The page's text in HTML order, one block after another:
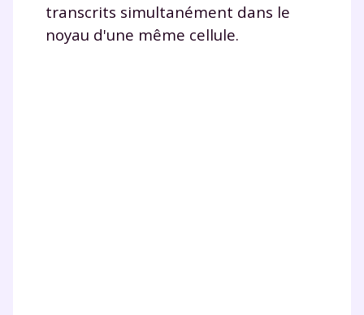
transcrits simultanément dans le
noyau d'une même cellule.